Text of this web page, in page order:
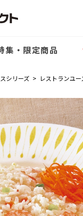
集・限定商品
シリーズ > レストランユ